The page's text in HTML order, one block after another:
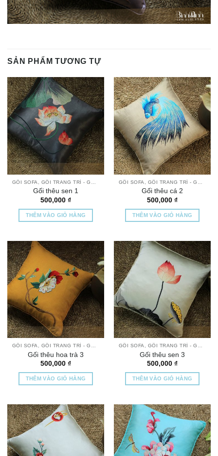
SẢN PHẨM TƯƠNG TỰ
Gối thêu sen 1
500,000 ₫
THÊM VÀO GIỎ HÀNG
Gối thêu cá 2
500,000 ₫
THÊM VÀO GIỎ HÀNG
GỐI SOFA, GỐI TRANG TRÍ - GỐI THÊU TAY CAO CẤP
Gối thêu hoa trà 3
500,000 ₫
THÊM VÀO GIỎ HÀNG
GỐI SOFA, GỐI TRANG TRÍ - GỐI THÊU TAY CAO CẤP
Gối thêu sen 3
500,000 ₫
THÊM VÀO GIỎ HÀNG